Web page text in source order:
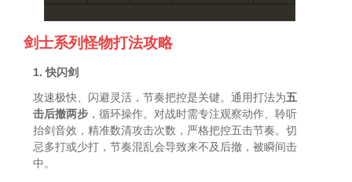
剑士系列怪物打法攻略
1. 快闪剑
攻速极快、闪避灵活，节奏把控是关键。通用打法为五
击后撤两步 ，循环操作。对战时需专注观察动作、聆听
抬剑音效，精准数清攻击次数，严格把控五击节奏。切
忌多打或少打，节奏混乱会导致来不及后撤，被瞬间击
中。